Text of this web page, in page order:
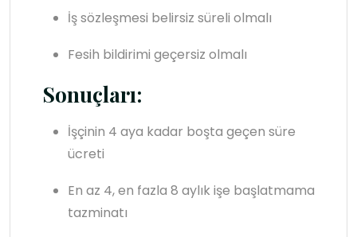
İş sözleşmesi belirsiz süreli olmalı
Fesih bildirimi geçersiz olmalı
Sonuçları:
İşçinin 4 aya kadar boşta geçen süre
ücreti
En az 4, en fazla 8 aylık işe başlatmama
tazminatı